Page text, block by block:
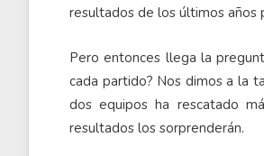
resultados de los últimos años
Pero entonces llega la
cada partido? Nos dimos a la
dos equipos ha rescatado
resultados los sorprenderán.